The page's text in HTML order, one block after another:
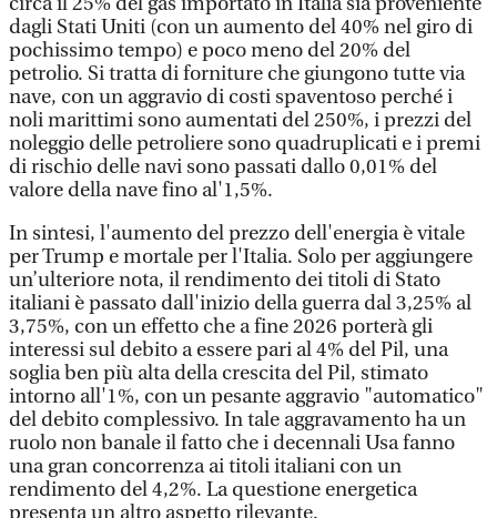
dagli Stati Uniti (con un aumento del 40% nel giro di
pochissimo tempo) e poco meno del 20% del
petrolio. Si tratta di forniture che giungono tutte via
nave, con un aggravio di costi spaventoso perché i
noli marittimi sono aumentati del 250%, i prezzi del
noleggio delle petroliere sono quadruplicati e i premi
di rischio delle navi sono passati dallo 0,01% del
valore della nave fino al'1,5%.
In sintesi, l'aumento del prezzo dell'energia è vitale
per Trump e mortale per l'Italia. Solo per aggiungere
un’ulteriore nota, il rendimento dei titoli di Stato
italiani è passato dall'inizio della guerra dal 3,25% al
3,75%, con un effetto che a fine 2026 porterà gli
interessi sul debito a essere pari al 4% del Pil, una
soglia ben più alta della crescita del Pil, stimato
intorno all'1%, con un pesante aggravio "automatico"
del debito complessivo. In tale aggravamento ha un
ruolo non banale il fatto che i decennali Usa fanno
una gran concorrenza ai titoli italiani con un
rendimento del 4,2%. La questione energetica
presenta un altro aspetto rilevante.